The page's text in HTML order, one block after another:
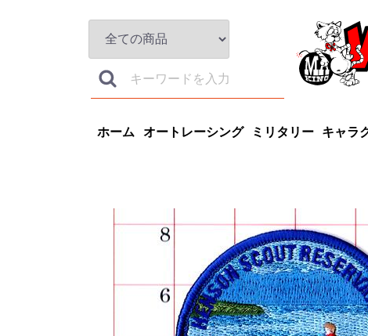
ホーム オートレーシング ミリタリー キャラ